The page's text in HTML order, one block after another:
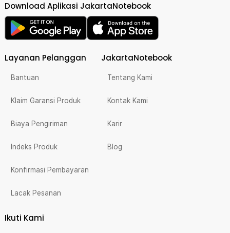
Download Aplikasi JakartaNotebook
Layanan Pelanggan
Bantuan
Klaim Garansi Produk
Biaya Pengiriman
Indeks Produk
Konfirmasi Pembayaran
Lacak Pesanan
JakartaNotebook
Tentang Kami
Kontak Kami
Karir
Blog
Ikuti Kami